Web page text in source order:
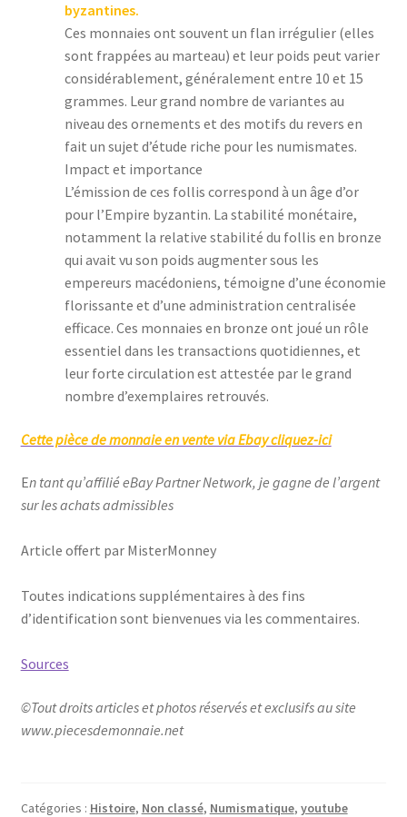
byzantines.
Ces monnaies ont souvent un flan irrégulier (elles
sont frappées au marteau) et leur poids peut varier
considérablement, généralement entre 10 et 15
grammes. Leur grand nombre de variantes au
niveau des ornements et des motifs du revers en
fait un sujet d’étude riche pour les numismates.
Impact et importance
L’émission de ces follis correspond à un âge d’or
pour l’Empire byzantin. La stabilité monétaire,
notamment la relative stabilité du follis en bronze
qui avait vu son poids augmenter sous les
empereurs macédoniens, témoigne d’une économie
florissante et d’une administration centralisée
efficace. Ces monnaies en bronze ont joué un rôle
essentiel dans les transactions quotidiennes, et
leur forte circulation est attestée par le grand
nombre d’exemplaires retrouvés.
Cette pièce de monnaie en vente via Ebay cliquez-ici
En tant qu’affilié eBay Partner Network, je gagne de l’argent
sur les achats admissibles
Article offert par MisterMonney
Toutes indications supplémentaires à des fins
d’identification sont bienvenues via les commentaires.
Sources
©Tout droits articles et photos réservés et exclusifs au site
www.piecesdemonnaie.net
Catégories : Histoire, Non classé, Numismatique, youtube